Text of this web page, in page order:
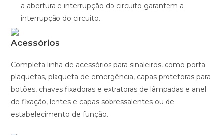
a abertura e interrupção do circuito garantem a
interrupção do circuito.
Acessórios
Completa linha de acessórios para sinaleiros, como porta
plaquetas, plaqueta de emergência, capas protetoras para
botões, chaves fixadoras e extratoras de lâmpadas e anel
de fixação, lentes e capas sobressalentes ou de
estabelecimento de função.